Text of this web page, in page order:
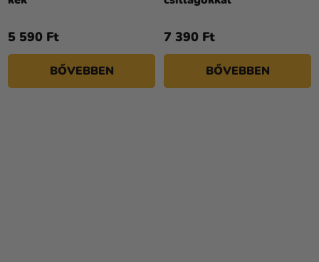
5 590 Ft
BŐVEBBEN
7 390 Ft
BŐVEBBEN